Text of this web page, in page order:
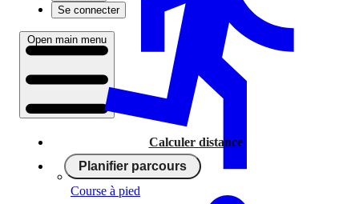
Se connecter
Open main menu
Calculer distance
Planifier parcours
Course à pied